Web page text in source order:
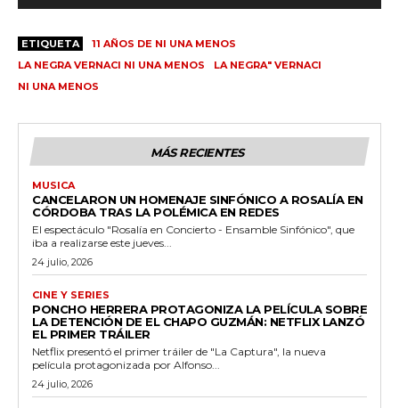
r
d
e
í
ETIQUETA
11 AÑOS DE NI UNA MENOS
LA NEGRA VERNACI NI UNA MENOS
LA NEGRA" VERNACI
NI UNA MENOS
MÁS RECIENTES
MUSICA
CANCELARON UN HOMENAJE SINFÓNICO A ROSALÍA EN
CÓRDOBA TRAS LA POLÉMICA EN REDES
El espectáculo "Rosalía en Concierto - Ensamble Sinfónico", que
iba a realizarse este jueves...
24 julio, 2026
CINE Y SERIES
PONCHO HERRERA PROTAGONIZA LA PELÍCULA SOBRE
LA DETENCIÓN DE EL CHAPO GUZMÁN: NETFLIX LANZÓ
EL PRIMER TRÁILER
Netflix presentó el primer tráiler de "La Captura", la nueva
película protagonizada por Alfonso...
24 julio, 2026